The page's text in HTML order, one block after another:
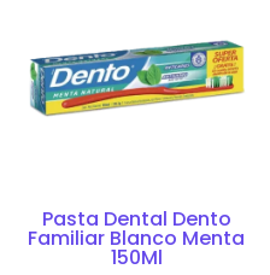
Pasta Dental Dento
Familiar Blanco Menta
150Ml